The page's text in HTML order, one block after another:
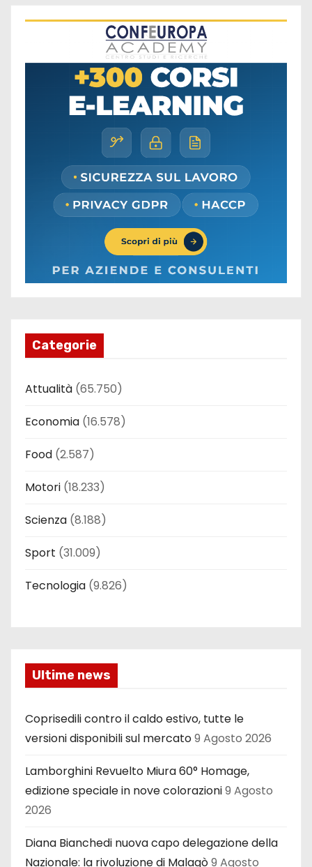
Categorie
Attualità (65.750)
Economia (16.578)
Food (2.587)
Motori (18.233)
Scienza (8.188)
Sport (31.009)
Tecnologia (9.826)
Ultime news
Coprisedili contro il caldo estivo, tutte le
versioni disponibili sul mercato9 Agosto 2026
Lamborghini Revuelto Miura 60° Homage,
edizione speciale in nove colorazioni9 Agosto
2026
Diana Bianchedi nuova capo delegazione della
Nazionale: la rivoluzione di Malagò9 Agosto